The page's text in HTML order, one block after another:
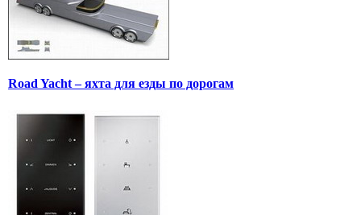
Road Yacht – яхта для езды по дорогам